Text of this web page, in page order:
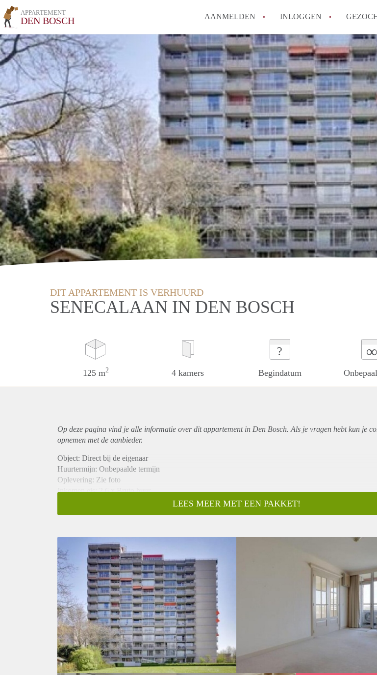
APPARTEMENT
DEN BOSCH AANMELDEN INLOGGEN
How to translate
Wat is
Hoeveel kost het
Wat is de
Berekent
Alle veelgestelde
DIT APPARTEMENT IS VERHUURD
SENECALAAN IN DEN BOSCH
125 m2 4 kamers
?
Begindatum
∞
Op deze pagina vind je alle informatie over ditappartementin Den Bosch. Als je vragen hebt kun je
opnemen met de aanbieder.
Object: Direct bij de eigenaar
Huurtermijn: Onbepaalde termijn
Oplevering: Zie foto
Inkomen eis: 2,6 x Bruto huur
Borg: 1 Maand
Huisdieren toegestaan: Afhankelijk van de Eigenaar
Huurtoeslag grens: Nee
Geschikt voor studenten: Afhankelijk van de Eigenaar
LEES MEER MET EEN PAKKET!